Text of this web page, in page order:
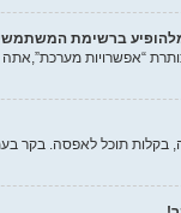
ברשימת
“אפשרויות
בקלות תוכל לאפסה. בקר